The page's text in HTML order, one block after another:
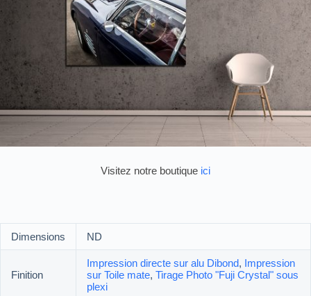
Visitez notre boutique ici
Dimensions ND
Finition
Impression directe sur alu Dibond, Impression
sur Toile mate, Tirage Photo "Fuji Crystal" sous
plexi